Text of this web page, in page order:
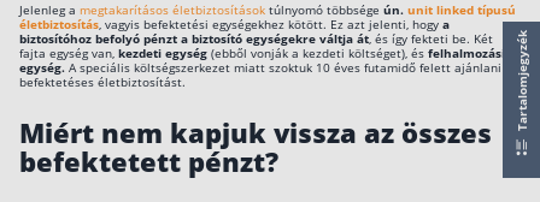
Nyugdíjbiztosítás kalkulátor
Nyugdíjbiztosítás hozamok
Életbiztosítások
Jelenleg a megtakarításos életbiztosítások túlnyomó többsége ún. unit linked típusú
életbiztosítás, vagyis befektetési egységekhez kötött. Ez azt jelenti, hogy a
biztosítóhoz befolyó pénzt a biztosító egységekre váltja át, és így fekteti be. Két
fajta egység van, kezdeti egység (ebből vonják a kezdeti költséget), és felhalmozási
egység. A speciális költségszerkezet miatt szoktuk 10 éves futamidő felett ajánlani a
befektetéses életbiztosítást.
Miért nem kapjuk vissza az összes
befektetett pénzt?
Tartalomjegyzék